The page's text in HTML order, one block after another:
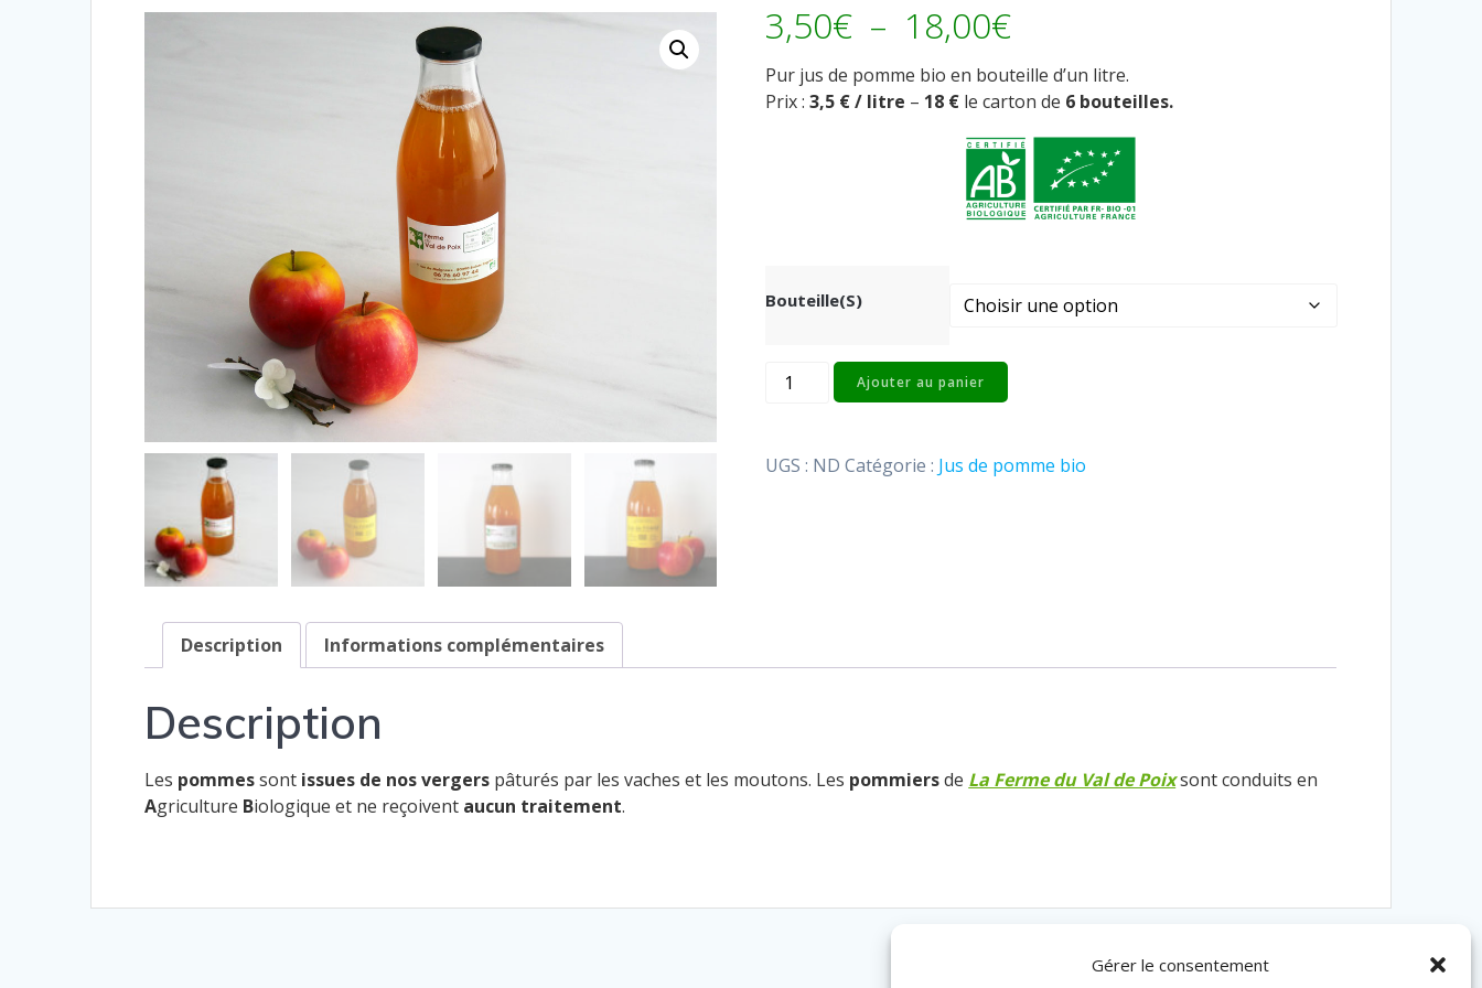
Gérer le consentement
3,50€ – 18,00€Plage
de
prix :
3,50€
à
18,00€
Pur jus de pomme bio en bouteille d’un litre.
Prix : 3,5 € / litre – 18 €le carton de 6 bouteilles.
Bouteille(s)
quantité
pomme
Ajouter au panier
UGS : ND Catégorie : Jus de pomme bio
Description Informations complémentaires
Description
Les pommessont issues de nos vergers pâturés par les vaches et les moutons. Les pommiersde La Ferme du Val de Poixsont conduits en
Agriculture Biologique et ne reçoivent aucun traitement.